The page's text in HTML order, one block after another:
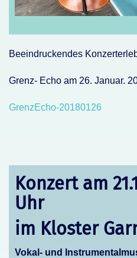
Beeindruckendes
Grenz- Echo am 26. Januar.
GrenzEcho-20180126
Konzert am
Uhr
im Kloster
Vokal- und